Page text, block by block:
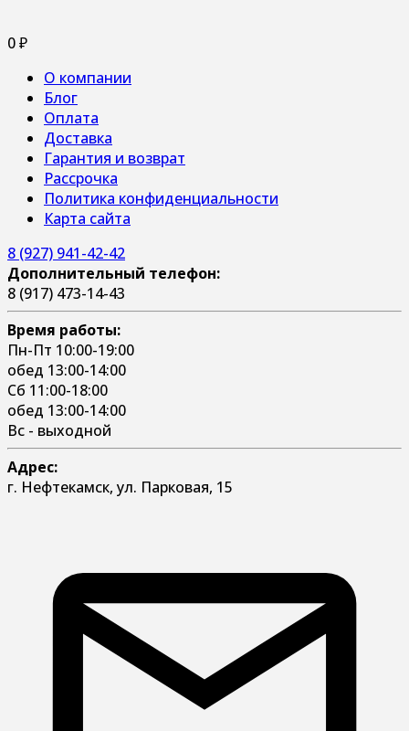
0₽
О компании
Блог
Оплата
Доставка
Гарантия и возврат
Рассрочка
Политика конфиденциальности
Карта сайта
8 (927) 941-42-42
Дополнительный телефон:
8 (917) 473-14-43
Время работы:
Пн-Пт 10:00-19:00
обед 13:00-14:00
Сб 11:00-18:00
обед 13:00-14:00
Вс - выходной
Адрес:
г. Нефтекамск, ул. Парковая, 15